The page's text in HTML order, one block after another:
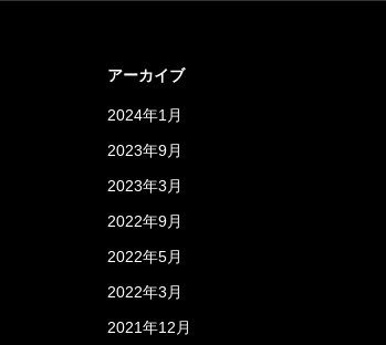
アーカイブ
2024年1月
2023年9月
2023年3月
2022年9月
2022年5月
2022年3月
2021年12月